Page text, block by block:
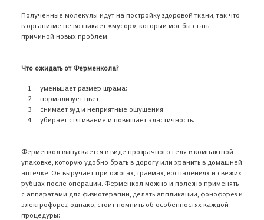
Полученные молекулы идут на постройку здоровой ткани, так что
в организме не возникает «мусор», который мог бы стать
причиной новых проблем.
Что ожидать от Ферменкола?
уменьшает размер шрама;
нормализует цвет;
снимает зуд и неприятные ощущения;
убирает стягивание и повышает эластичность.
Ферменкол выпускается в виде прозрачного геля в компактной
упаковке, которую удобно брать в дорогу или хранить в домашней
аптечке. Он выручает при ожогах, травмах, воспалениях и свежих
рубцах после операции. Ферменкол можно и полезно применять
с аппаратами для физиотерапии, делать аппликации, фонофорез и
электрофорез, однако, стоит помнить об особенностях каждой
процедуры: